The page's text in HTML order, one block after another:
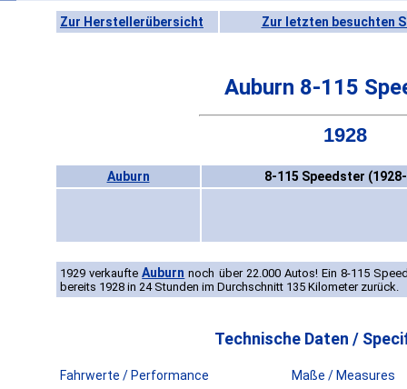
Zur Herstellerübersicht Zur letzten besuchten
Auburn 8-115
1928
Auburn 8-115 Speedster
1929 verkaufteAuburn noch über 22.000 Autos! Ein 8-115
bereits 1928 in 24 Stunden im Durchschnitt 135 Kilometer zurück.
Technische Daten /
Fahrwerte / Performance Maße / Measures